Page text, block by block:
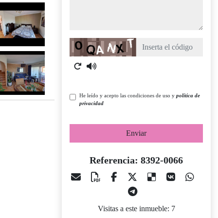
Captcha
He leído y acepto las condiciones de uso y política de
privacidad
Enviar
Referencia: 8392-0066
Visitas a este inmueble: 7